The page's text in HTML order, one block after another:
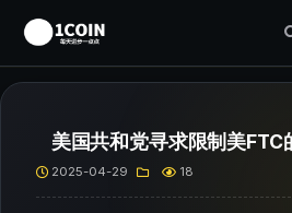
美国共和党寻求限制美FTC
2025-04-29 18